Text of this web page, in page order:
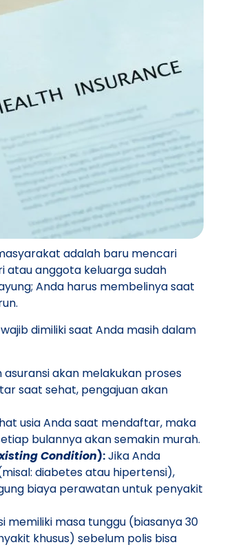
adalah baru mencari
atau anggota keluarga sudah
Anda harus membelinya saat
dimiliki saat Anda masih dalam
asuransi akan melakukan proses
saat sehat, pengajuan akan
usia Anda saat mendaftar, maka
bulannya akan semakin murah.
Condition):Jika Anda
diabetes atau hipertensi),
biaya perawatan untuk penyakit
memiliki masa tunggu (biasanya 30
khusus) sebelum polis bisa